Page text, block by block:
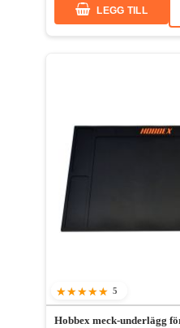
LEGG TILL
92%
5
Hobbex meck-underlägg